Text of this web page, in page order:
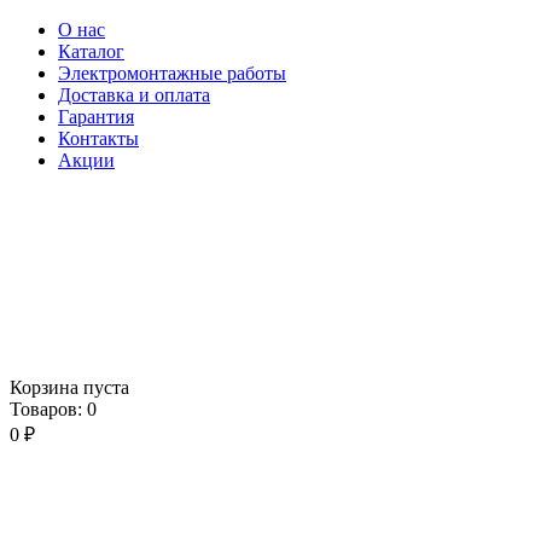
О нас
Каталог
Электромонтажные работы
Доставка и оплата
Гарантия
Контакты
Акции
Корзина пуста
Товаров: 0
0 ₽